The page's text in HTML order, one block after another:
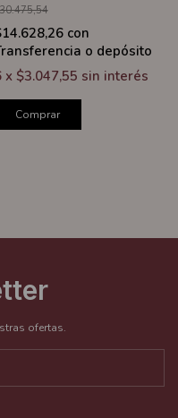
con
o depósito
x $3.047,55 sin interés
Comprar
ofertas.